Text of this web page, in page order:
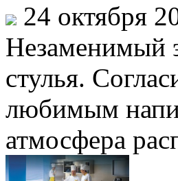
24 октября
Незаменимый
стулья.
любимым
атмосфера